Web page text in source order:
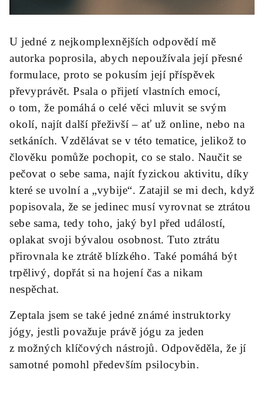
U jedné z nejkomplexnějších odpovědí mě
autorka poprosila, abych nepoužívala její přesné
formulace, proto se pokusím její příspěvek
převyprávět. Psala o přijetí vlastních emocí,
o tom, že pomáhá o celé věci mluvit se svým
okolí, najít další přeživší – ať už online, nebo na
setkáních. Vzdělávat se v této tematice, jelikož to
člověku pomůže pochopit, co se stalo. Naučit se
pečovat o sebe sama, najít fyzickou aktivitu, díky
které se uvolní a „vybije“. Zatajil se mi dech, když
popisovala, že se jedinec musí vyrovnat se ztrátou
sebe sama, tedy toho, jaký byl před událostí,
oplakat svoji bývalou osobnost. Tuto ztrátu
přirovnala ke ztrátě blízkého. Také pomáhá být
trpělivý, dopřát si na hojení čas a nikam
nespěchat.
Zeptala jsem se také jedné známé instruktorky
jógy, jestli považuje právě jógu za jeden
z možných klíčových nástrojů. Odpověděla, že jí
samotné pomohl především psilocybin.